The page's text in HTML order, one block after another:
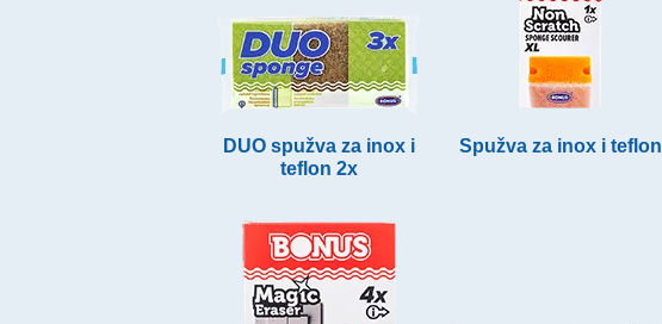
DUO spužva za inox i
teflon 2x
Spužva za inox i teflon